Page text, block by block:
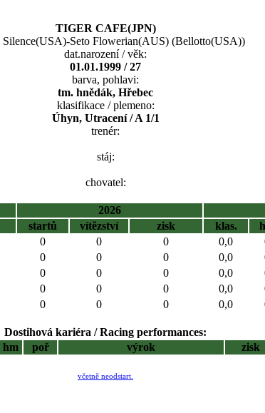
TIGER CAFE(JPN)
Silence(USA)-Seto Flowerian(AUS) (Bellotto(USA))
dat.narození / věk:
01.01.1999 / 27
barva, pohlavi:
tm. hnědák, Hřebec
klasifikace / plemeno:
Úhyn, Utracení / A 1/1
trenér:
stáj:
chovatel:
2026
startů vítězství zisk klas.
0 0 0 0,0
0 0 0 0,0
0 0 0 0,0
0 0 0 0,0
0 0 0 0,0
Dostihová kariéra / Racing performances:
hm poř výrok zisk
včetně neodstart.